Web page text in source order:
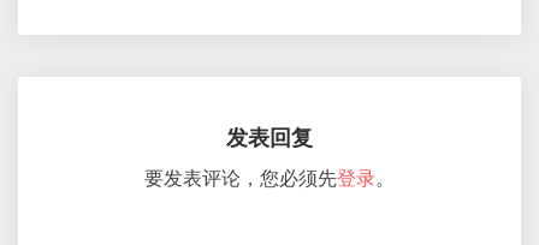
发表回复
要发表评论，您必须先登录。